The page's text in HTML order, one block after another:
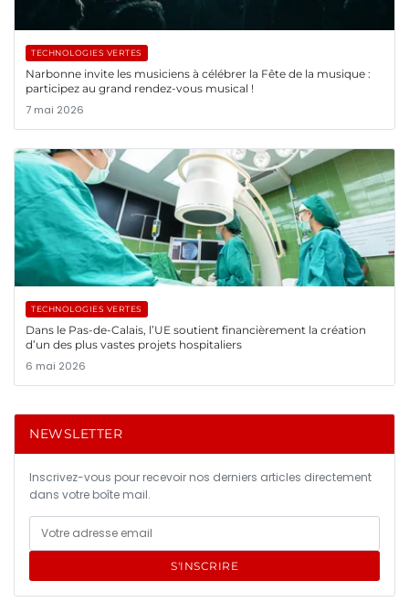
TECHNOLOGIES VERTES
Narbonne invite les musiciens à célébrer la Fête de la musique :
participez au grand rendez-vous musical !
7 mai 2026
TECHNOLOGIES VERTES
Dans le Pas-de-Calais, l’UE soutient financièrement la création
d’un des plus vastes projets hospitaliers
6 mai 2026
NEWSLETTER
Inscrivez-vous pour recevoir nos derniers articles directement
dans votre boîte mail.
S'INSCRIRE